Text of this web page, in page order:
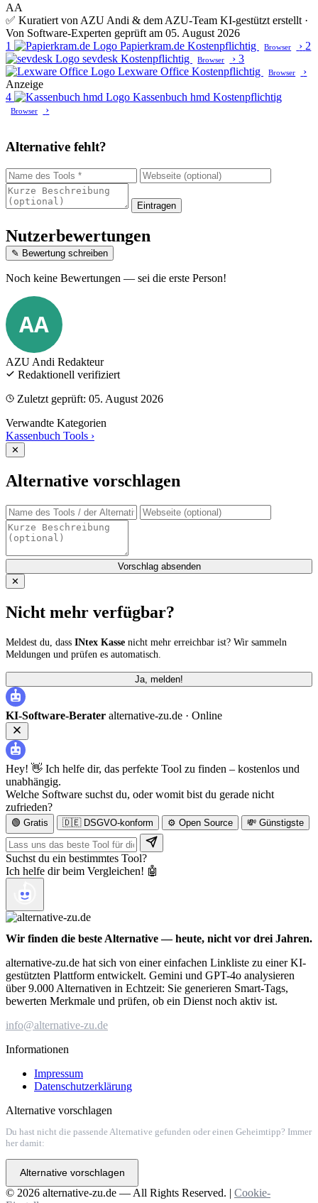
AA
✅ Kuratiert von AZU Andi & dem AZU-Team KI-gestützt erstellt ·
Von Software-Experten geprüft am 05. August 2026
1
Papierkram.de Kostenpflichtig Browser › 2
sevdesk Kostenpflichtig Browser › 3
Lexware Office Kostenpflichtig Browser
›
Anzeige
4
Kassenbuch hmd Kostenpflichtig
Browser ›
Alternative fehlt?
Eintragen
Nutzerbewertungen
✎ Bewertung schreiben
Noch keine Bewertungen — sei die erste Person!
AA
AZU Andi Redakteur
Redaktionell verifiziert
Zuletzt geprüft: 05. August 2026
Verwandte Kategorien
Kassenbuch Tools ›
✕
Alternative vorschlagen
Vorschlag absenden
✕
Nicht mehr verfügbar?
Meldest du, dass INtex Kasse nicht mehr erreichbar ist? Wir sammeln
Meldungen und prüfen es automatisch.
Ja, melden!
KI-Software-Berater alternative-zu.de · Online
Hey! 👋 Ich helfe dir, das perfekte Tool zu finden – kostenlos und
unabhängig.
Welche Software suchst du, oder womit bist du gerade nicht
zufrieden?
🟢 Gratis 🇩🇪 DSGVO-konform ⚙️ Open Source 💸 Günstigste
Suchst du ein bestimmtes Tool?
Ich helfe dir beim Vergleichen! 🤖
Wir finden die beste Alternative — heute, nicht vor drei Jahren.
alternative-zu.de hat sich von einer einfachen Linkliste zu einer KI-
gestützten Plattform entwickelt. Gemini und GPT-4o analysieren
über 9.000 Alternativen in Echtzeit: Sie generieren Smart-Tags,
bewerten Merkmale und prüfen, ob ein Dienst noch aktiv ist.
info@alternative-zu.de
Informationen
Impressum
Datenschutzerklärung
Alternative vorschlagen
Du hast nicht die passende Alternative gefunden oder einen Geheimtipp? Immer
her damit:
Alternative vorschlagen
© 2026 alternative-zu.de — All Rights Reserved. | Cookie-